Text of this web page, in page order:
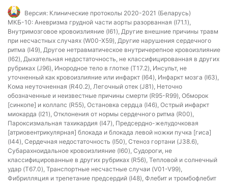
Версия: Клинические протоколы 2020-2021 (Беларусь)
МКБ-10: Аневризма грудной части аорты разорванная (I71.1),
Внутримозговое кровоизлияние (I61), Другие внешние причины травм
при несчастных случаях (W00-X59), Другие нарушения сердечного
ритма (I49), Другое нетравматическое внутричерепное кровоизлияние
(I62), Дыхательная недостаточность, не классифицированная в других
рубриках (J96), Инородное тело в глотке (T17.2), Инсульт, не
уточненный как кровоизлияние или инфаркт (I64), Инфаркт мозга (I63),
Кома неуточненная (R40.2), Легочный отек (J81), Неточно
обозначенные и неизвестные причины смерти (R95-R99), Обморок
[синкопе] и коллапс (R55), Остановка сердца (I46), Острый инфаркт
миокарда (I21), Отклонения от нормы сердечного ритма (R00),
Пароксизмальная тахикардия (I47), Предсердно-желудочковая
[атриовентрикулярная] блокада и блокада левой ножки пучка [гиса]
(I44), Сердечная недостаточность (I50), Стеноз гортани (J38.6),
Субарахноидальное кровоизлияние (I60), Судороги, не
классифицированные в других рубриках (R56), Тепловой и солнечный
удар (T67.0), Транспортные несчастные случаи (V01-V99),
Фибрилляция и трепетание предсердий (I48), Флебит и тромбофлебит